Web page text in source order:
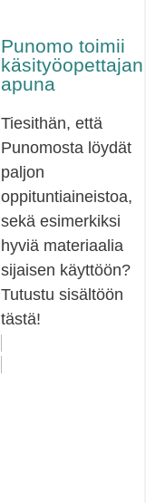
Punomo toimii
käsityöopettajan
apuna
Tiesithän, että
Punomosta löydät
paljon
oppituntiaineistoa,
sekä esimerkiksi
hyviä materiaalia
sijaisen käyttöön?
Tutustu sisältöön
tästä!